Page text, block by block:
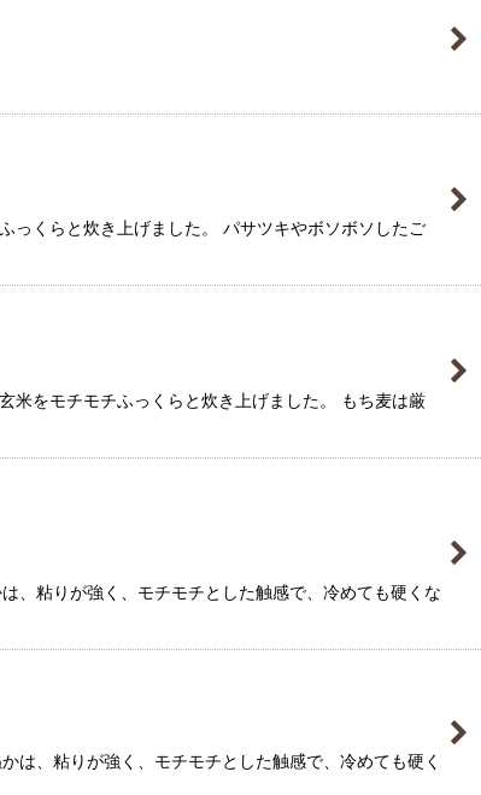
っくらと炊き上げました。 パサツキやボソボソしたご
米をモチモチふっくらと炊き上げました。 もち麦は厳
、粘りが強く、モチモチとした触感で、冷めても硬くな
、粘りが強く、モチモチとした触感で、冷めても硬く